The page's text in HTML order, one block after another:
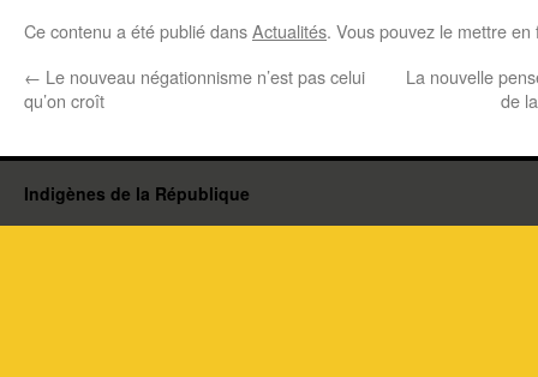
Ce contenu a été publié dansActualités. Vous pouvez le mettre
← Le nouveau négationnisme n’est pas celui
qu’on croît
La nouvelle
de
Indigènes de la République